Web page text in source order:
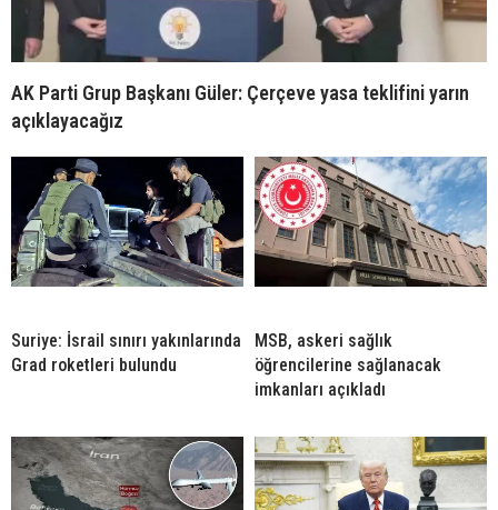
AK Parti Grup Başkanı Güler: Çerçeve yasa teklifini yarın
açıklayacağız
Suriye: İsrail sınırı yakınlarında
Grad roketleri bulundu
MSB, askeri sağlık
öğrencilerine sağlanacak
imkanları açıkladı